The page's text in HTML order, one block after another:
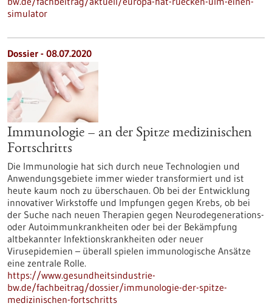
simulator
Dossier - 08.07.2020
Immunologie – an der Spitze medizinischen
Fortschritts
Die Immunologie hat sich durch neue Technologien und
Anwendungsgebiete immer wieder transformiert und ist
heute kaum noch zu überschauen. Ob bei der Entwicklung
innovativer Wirkstoffe und Impfungen gegen Krebs, ob bei
der Suche nach neuen Therapien gegen Neurodegenerations-
oder Autoimmunkrankheiten oder bei der Bekämpfung
altbekannter Infektionskrankheiten oder neuer
Virusepidemien – überall spielen immunologische Ansätze
eine zentrale Rolle.
https://www.gesundheitsindustrie-
bw.de/fachbeitrag/dossier/immunologie-der-spitze-
medizinischen-fortschritts